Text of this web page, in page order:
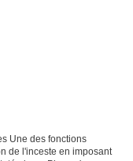
Une des fonctions
de l'inceste en imposant